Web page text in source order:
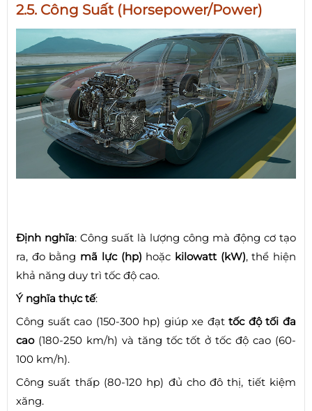
2.5. Công Suất (Horsepower/Power)
Định nghĩa: Công suất là lượng công mà động cơ tạo
ra, đo bằng mã lực (hp) hoặc kilowatt (kW), thể hiện
khả năng duy trì tốc độ cao.
Ý nghĩa thực tế:
Công suất cao (150-300 hp) giúp xe đạttốc độ tối đa
cao(180-250 km/h) và tăng tốc tốt ở tốc độ cao (60-
100 km/h).
Công suất thấp (80-120 hp) đủ cho đô thị, tiết kiệm
xăng.